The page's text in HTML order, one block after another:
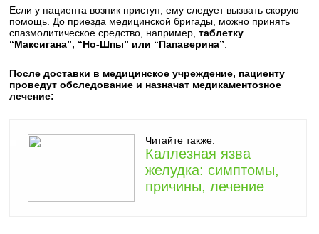
Если у пациента возник приступ, ему следует вызвать скорую
помощь. До приезда медицинской бригады, можно принять
спазмолитическое средство, например,таблетку
“Максигана”, “Но-Шпы” или “Папаверина”
После доставки в медицинское учреждение, пациенту
проведут обследование и назначат медикаментозное
лечение:
Читайте также:
Каллезная язва
желудка: симптомы,
причины, лечение